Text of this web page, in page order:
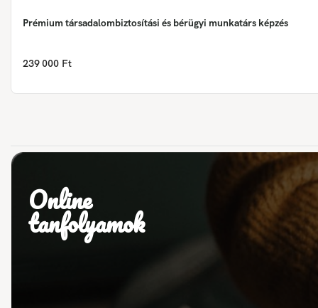
Prémium társadalombiztosítási és bérügyi munkatárs képzés
239 000 Ft
Online
tanfolyamok